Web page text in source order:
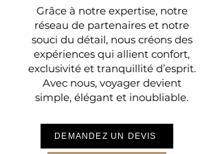
Grâce à notre expertise, notre
réseau de partenaires et notre
souci du détail, nous créons des
expériences qui allient confort,
exclusivité et tranquillité d’esprit.
Avec nous, voyager devient
simple, élégant et inoubliable.
DEMANDEZ UN DEVIS